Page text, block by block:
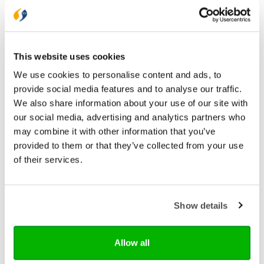
This website uses cookies
We use cookies to personalise content and ads, to
provide social media features and to analyse our traffic.
We also share information about your use of our site with
our social media, advertising and analytics partners who
may combine it with other information that you’ve
provided to them or that they’ve collected from your use
of their services.
Show details
Allow all
Bekijk ook eens
Jolet en Anouk zijn al jarenlang vriendinnen. In hun
zoektocht naar hoe je als jonge christelijke vrouw